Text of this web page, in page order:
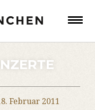
Februar 2011